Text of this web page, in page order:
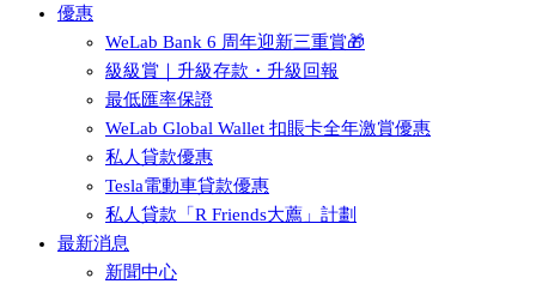
優惠
WeLab Bank 6 周年迎新三重賞🎁
級級賞｜升級存款・升級回報
最低匯率保證
WeLab Global Wallet 扣賬卡全年激賞優惠
私人貸款優惠
Tesla電動車貸款優惠
私人貸款「R Friends大薦」計劃
最新消息
新聞中心